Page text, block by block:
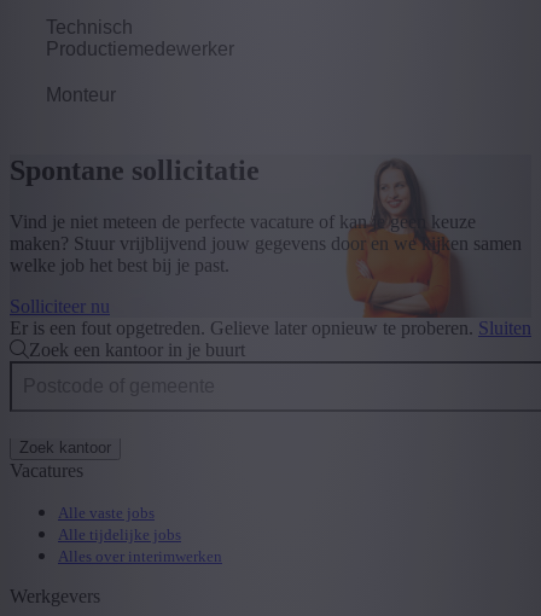
Technisch
Productiemedewerker
Monteur
Spontane sollicitatie
Vind je niet meteen de perfecte vacature of kan je geen keuze
maken? Stuur vrijblijvend jouw gegevens door en we kijken samen
welke job het best bij je past.
Solliciteer nu
Er is een fout opgetreden. Gelieve later opnieuw te proberen. Sluiten
Zoek een kantoor in je buurt
Zoek kantoor
Vacatures
Alle vaste jobs
Alle tijdelijke jobs
Alles over interimwerken
Werkgevers